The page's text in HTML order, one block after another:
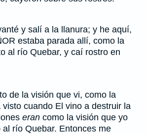
y salí a la llanura; y he aquí,
estaba parada allí, como la
al río Quebar, y caí rostro en
de la visión que vi, como la
cuando El vino a destruir la
eran como la visión que yo
río Quebar. Entonces me